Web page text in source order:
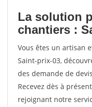
La solution
chantiers :
Vous êtes un artisan
Saint-prix-03,
des demande de
Recevez dès à
rejoignant notre